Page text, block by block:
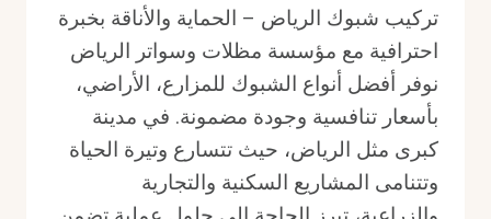
تركيب شبوك الرياض – الحماية والأناقة بخبرة
احترافية مع مؤسسة مظلات وسواتر الرياض
نوفر أفضل أنواع الشبوك للمزارع، الأراضي،
بأسعار تنافسية وجودة مضمونة. في مدينة
كبرى مثل الرياض، حيث تتسارع وتيرة الحياة
وتتنامى المشاريع السكنية والتجارية